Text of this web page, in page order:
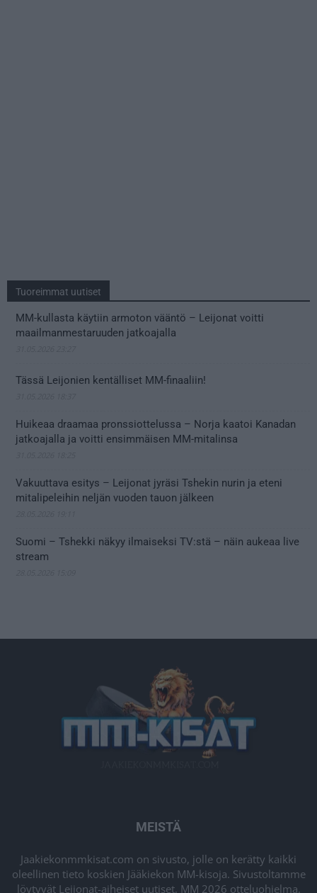
Tuoreimmat uutiset
MM-kullasta käytiin armoton vääntö – Leijonat voitti
maailmanmestaruuden jatkoajalla
Tässä Leijonien kentälliset MM-finaaliin!
Huikeaa draamaa pronssiottelussa – Norja kaatoi Kanadan
jatkoajalla ja voitti ensimmäisen MM-mitalinsa
Vakuuttava esitys – Leijonat jyräsi Tshekin nurin ja eteni
mitalipeleihin neljän vuoden tauon jälkeen
Suomi – Tshekki näkyy ilmaiseksi TV:stä – näin aukeaa live
stream
MEISTÄ
Jaakiekonmmkisat.com on sivusto, jolle on kerätty kaikki
oleellinen tieto koskien Jääkiekon MM-kisoja. Sivustoltamme
löytyvät Leijonat-aiheiset uutiset, MM 2026 otteluohjelma,